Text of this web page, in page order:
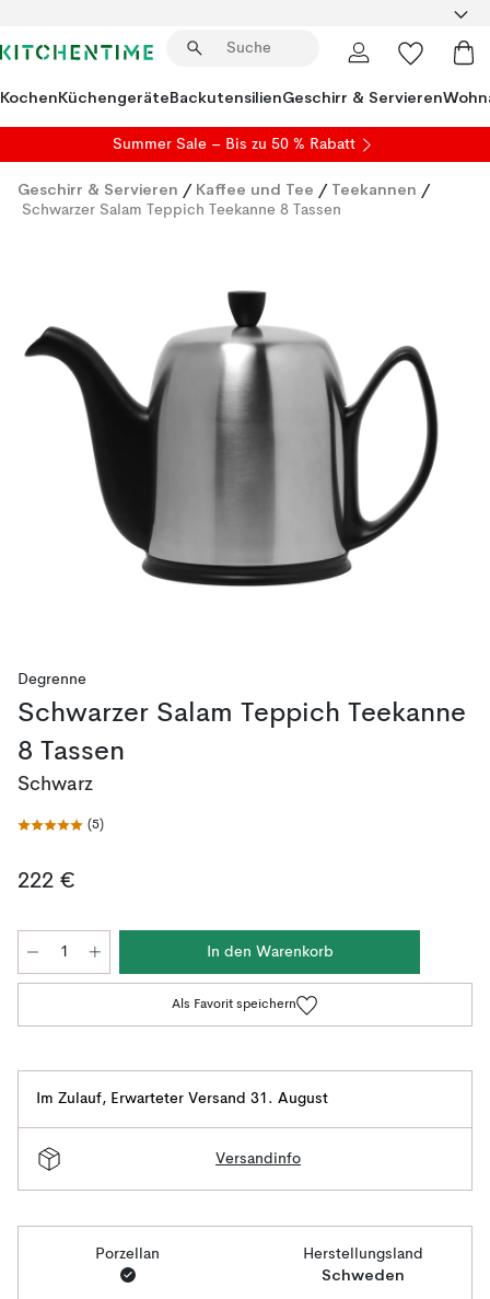
KochenKüchengeräteBackutensilienGeschirr & Servieren
Summer Sale – Bis zu 50 % Rabatt
Geschirr & Servieren / Kaffee und Tee / Teekannen /
Schwarzer Salam Teppich Teekanne 8 Tassen
Degrenne
Schwarzer Salam Teppich Teekanne
8 Tassen
Schwarz
(5)
222 €
In den Warenkorb
Als Favorit speichern
Im Zulauf, Erwarteter Versand 31. August
Versandinfo
Porzellan Herstellungsland
Schweden